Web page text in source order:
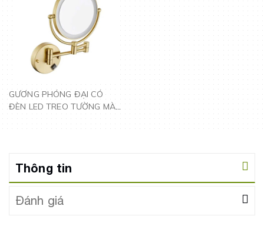
GƯƠNG PHÓNG ĐẠI CÓ
ĐÈN LED TREO TƯỜNG MÀU
VÀNG LD259
Thông tin
Đánh giá